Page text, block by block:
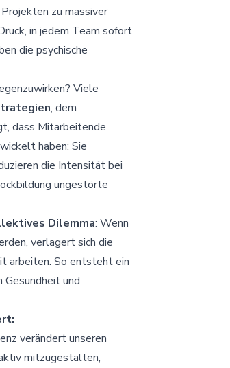
zu massiver
in jedem Team sofort
die psychische
Viele
, dem
dass Mitarbeitende
haben: Sie
die Intensität bei
ungestörte
Dilemma: Wenn
verlagert sich die
arbeiten. So entsteht ein
und
verändert unseren
mitzugestalten,